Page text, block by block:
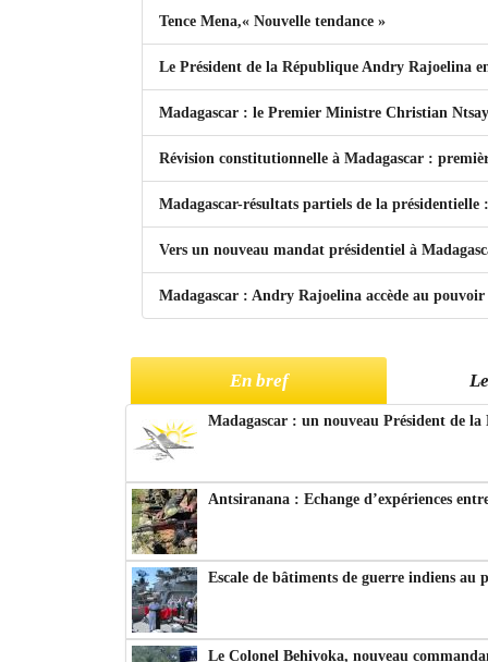
Tence Mena,« Nouvelle tendance »
Le Président de la République Andry Rajoelina
Madagascar : le Premier Ministre Christian
Révision constitutionnelle à Madagascar :
Madagascar-résultats partiels de la
Vers un nouveau mandat présidentiel à
Madagascar : Andry Rajoelina accède au pouvoir
En bref
Madagascar : un nouveau Président de
Antsiranana : Echange d’expériences
Escale de bâtiments de guerre indiens au
Le Colonel Behivoka, nouveau